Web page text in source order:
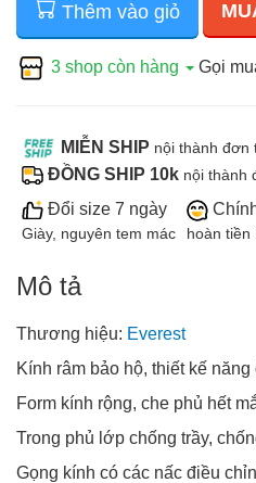
Thêm vào giỏ
3 shop còn hàng Gọi
MIỄN SHIP nội thành đơn
ĐỒNG SHIP 10k nội thành
Đổi size 7 ngày
Giày, nguyên tem mác hoàn tiền
Mô tả
Thương hiệu: Everest
Kính râm bảo hộ, thiết kế năng
Form kính rộng, che phủ hết
Trong phủ lớp chống trầy,
Gọng kính có các nấc điều